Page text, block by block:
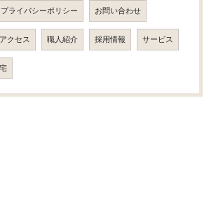
プライバシーポリシー お問い合わせ
アクセス 職人紹介 採用情報 サービス